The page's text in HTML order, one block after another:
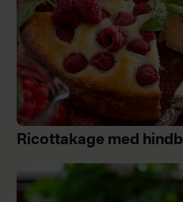
Ricottakage med